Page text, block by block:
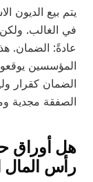
يتم بيع الديون
في الغالب.
عادةً: الضمان.
المؤسسين
الضمان كقرار
الصفقة مجدية
هل أوراق
رأس المال